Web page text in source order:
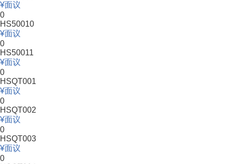
面议
0
HS50010
面议
0
HS50011
面议
0
HSQT001
面议
0
HSQT002
面议
0
HSQT003
面议
0